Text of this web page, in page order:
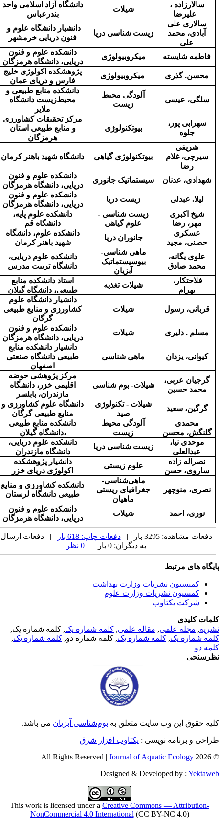
دانشگاه آزاد اسلامی واحد
بندرعباس
شیلات
سالارزاده ،
دانشیار دانشگاه علوم و
فنون دریایی خرمشهر
زیست شناسی دریا
سالاری علی
آبادی، محمد
علی
دانشکده علوم و فنون
دریایی، دانشگاه هرمزگان
میکروبیولوژی
فاطمه شایسته
پژوهشکده اکولوژی خلیج
فارس و دریای عمان
میکروبیولوژی
محسن. گذری
دانشکده منابع طبیعی و
محیط‌زیست دانشگاه
ملایر
آلودگی محیط
زیست
سلگی، عیسی
مرکز تحقیقات کشاورزی
و منابع طبیعی استان
هرمزگان
بیوتکنولوژی
سهرابی پور،
جلوه
دانشگاه شهید باهنر کرمان بیوتکنولوژی گیاهی
شریفی
سیرچی، غلام
رضا
دانشکده علوم و فنون
دریایی، دانشگاه هرمزگان
سیستماتیک جانوری
شهدادی، عدنان
دانشکده علوم و فنون
دریایی، دانشگاه هرمزگان
زیست دریا
لیلا. عبدلی
دانشکده علوم پایه،
دانشگاه قم
زیست شناسی -
علوم گیاهی
شیخ اکبری
مهر، رضا
دانشکده علوم، دانشگاه
شهید باهنر کرمان
جانوران دریا
عسکری
حصنی، مجید
دانشکده علوم دریایی،
دانشگاه تربیت مدرس
ماهی شناسی-
بیوسیستماتیک
آبزیان
علوی یگانه،
محمد صادق
استاد دانشکده منابع
طبیعی، دانشگاه گیلان
شیلات تغذیه
فلاحتکار،
بهرام
دانشیار دانشگاه علوم
کشاورزی و منابع طبیعی
گرگان
شیلات قربانی، رسول
دانشکده علوم و فنون
دریایی، دانشگاه هرمزگان
شیلات
مسلم . دلیری
دانشیار دانشکده منابع
طبیعی دانشگاه صنعتی
اصفهان
ماهی شناسی کیوانی، یزدان
مرکز پژوهشی حوضه
اقلیمی خزر، دانشگاه
مازندران، بابلسر
شیلات- بوم شناسی
گرجیان عربی،
محمد حسین
دانشگاه علوم کشاورزی و
منابع طبیعی گرگان
شیلات - تکنولوژی
صید
گرگین، سعید
دانشکده منابع طبیعی
آلودگی محیط
زیست
محمدی
گلنگش، محسن
دانشکده علوم دریایی،
دانشگاه مازندران
زیست شناسی دریا
موحدی نیا،
عبدالعلی
دانشیار پژوهشکده
اکولوژی دریای خزر
علوم زیستی
نصراله زاده
ساروی، حسن
دانشکده کشاورزی و منابع
طبیعی دانشگاه لرستان
ماهی‌شناسی-
جغرافیای زیستی
ماهیان
نصری، منوچهر
دانشکده علوم و فنون
دریایی، دانشگاه هرمزگان
شیلات نوری، احمد
دفعات مشاهده: 3295 بار | دفعات چاپ: 618 بار
| دفعات ارسال
به دیگران: 0 بار |
های مرتبط
کمیسیون نشریات وزارت بهداشت
کمسیون نشریات وزارت علوم
شرکت یکتاوب
کلیدی
,مجله علمی, مقاله علمی, کلمه شماره یک, کلمه شماره یک,
شماره یک,کلمه شماره یک, کلمه شماره دو,کلمه شماره یک,
دو
حقوق این وب سایت متعلق بهبوم‌شناسی آبزیانمی باشد.
و برنامه نویسی : یکتاوب افزار شرق
©
Journal of Aquatic Ecology
Designed & Developed by :
This work is licensed under aCreative Commons — Attribution-
NonCommercial 4.0 International(CC BY-NC 4.0)